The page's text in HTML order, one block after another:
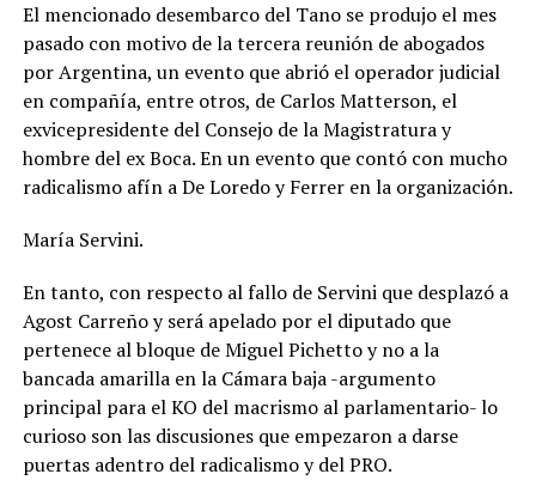
El mencionado desembarco del Tano se produjo el mes
pasado con motivo de la tercera reunión de abogados
por Argentina, un evento que abrió el operador judicial
en compañía, entre otros, de Carlos Matterson, el
exvicepresidente del Consejo de la Magistratura y
hombre del ex Boca. En un evento que contó con mucho
radicalismo afín a De Loredo y Ferrer en la organización.
María Servini.
En tanto, con respecto al fallo de Servini que desplazó a
Agost Carreño y será apelado por el diputado que
pertenece al bloque de Miguel Pichetto y no a la
bancada amarilla en la Cámara baja -argumento
principal para el KO del macrismo al parlamentario- lo
curioso son las discusiones que empezaron a darse
puertas adentro del radicalismo y del PRO.